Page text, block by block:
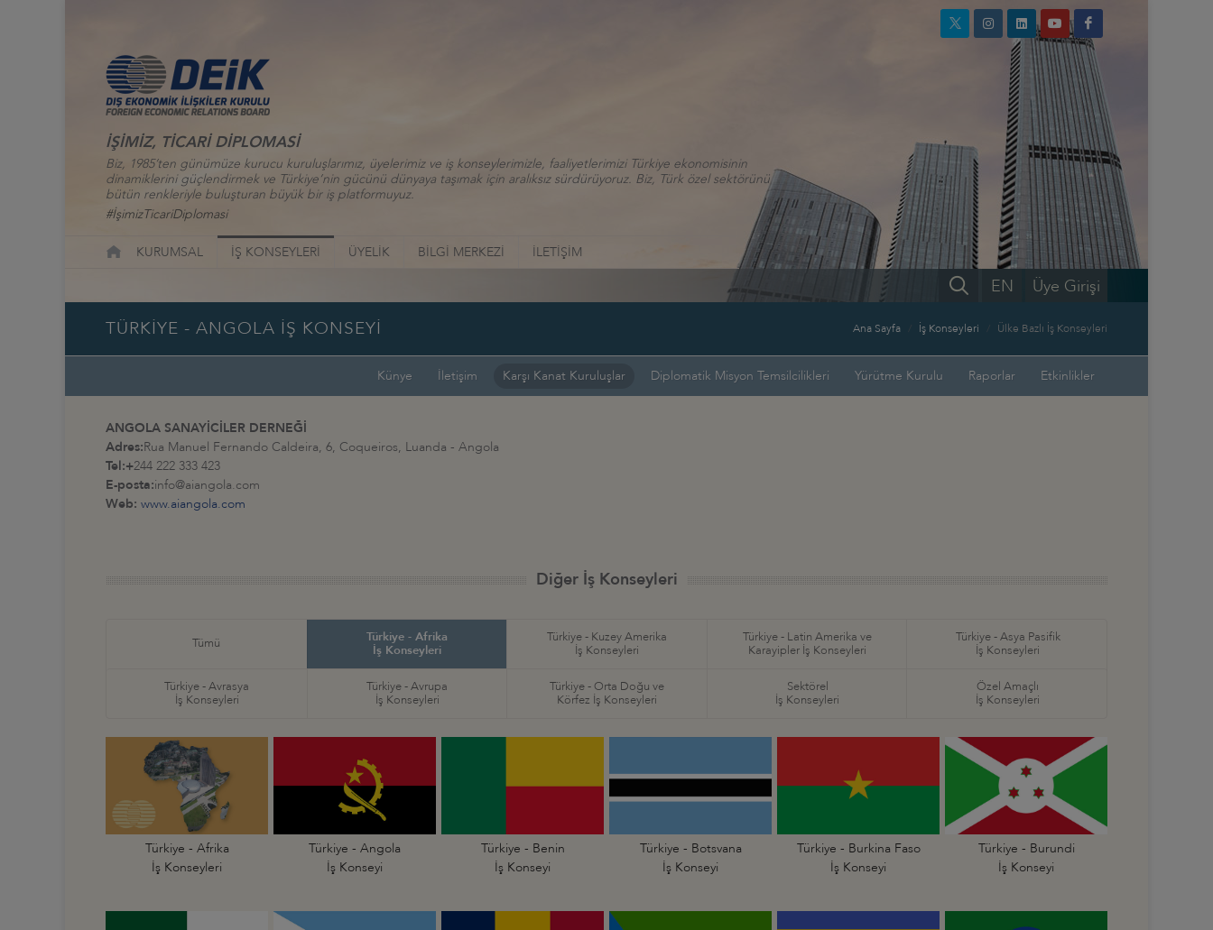
İŞİMİZ, TİCARİ DİPLOMASİ
Biz, 1985’ten günümüze kurucu kuruluşlarımız, üyelerimiz ve iş konseylerimizle, faaliyetlerimizi Türkiye ekonomisinin
dinamiklerini güçlendirmek ve Türkiye’nin gücünü dünyaya taşımak için aralıksız sürdürüyoruz. Biz, Türk özel sektörünü
bütün renkleriyle buluşturan büyük bir iş platformuyuz.
#İşimizTicariDiplomasi
KURUMSAL İŞ KONSEYLERİ ÜYELİK BİLGİ MERKEZİ İLETİŞİM
Üye Girişi
EN
TÜRKİYE - ANGOLA İŞ KONSEYİ Ana Sayfa İş Konseyleri Ülke Bazlı İş Konseyleri
Künye İletişim Karşı Kanat Kuruluşlar Diplomatik Misyon Temsilcilikleri Yürütme Kurulu Raporlar Etkinlikler
ANGOLA SANAYİCİLER DERNEĞİ
Adres:Rua Manuel Fernando Caldeira, 6, Coqueiros, Luanda - Angola
Tel:+244 222 333 423
E-posta:info@aiangola.com
Web: www.aiangola.com
Diğer İş Konseyleri
Tümü
Türkiye - Afrika
İş Konseyleri
Türkiye - Kuzey Amerika
İş Konseyleri
Türkiye - Latin Amerika ve
Karayipler İş Konseyleri
Türkiye - Asya Pasifik
İş Konseyleri
Türkiye - Avrasya
İş Konseyleri
Türkiye - Avrupa
İş Konseyleri
Türkiye - Orta Doğu ve
Körfez İş Konseyleri
Sektörel
İş Konseyleri
Özel Amaçlı
İş Konseyleri
Türkiye - Afrika
İş Konseyleri
Türkiye - Angola
İş Konseyi
Türkiye - Benin
İş Konseyi
Türkiye - Botsvana
İş Konseyi
Türkiye - Burkina Faso
İş Konseyi
Türkiye - Burundi
İş Konseyi